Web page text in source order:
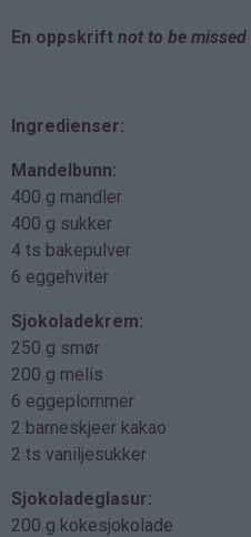
En oppskrift not to be missed
Ingredienser:
Mandelbunn:
400 g mandler
400 g sukker
4 ts bakepulver
6 eggehviter
Sjokoladekrem:
250 g smør
200 g melis
6 eggeplommer
2 barneskjeer kakao
2 ts vaniljesukker
Sjokoladeglasur:
200 g kokesjokolade